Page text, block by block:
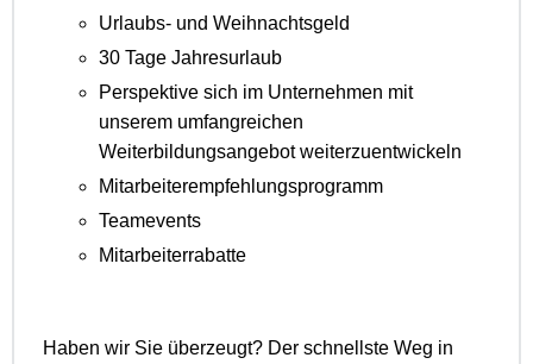
Urlaubs- und Weihnachtsgeld
30 Tage Jahresurlaub
Perspektive sich im Unternehmen mit
unserem umfangreichen
Weiterbildungsangebot weiterzuentwickeln
Mitarbeiterempfehlungsprogramm
Teamevents
Mitarbeiterrabatte
Haben wir Sie überzeugt? Der schnellste Weg in